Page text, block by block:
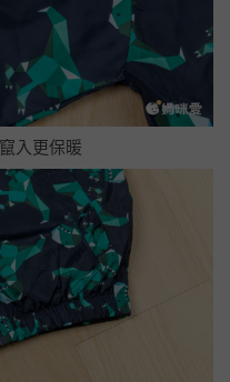
入更保暖